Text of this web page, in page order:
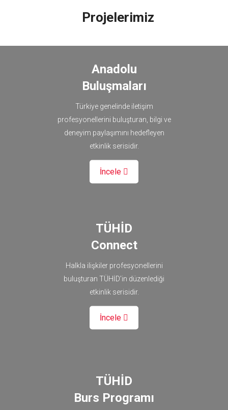
Projelerimiz
Anadolu
Buluşmaları
Türkiye genelinde iletişim
profesyonellerini buluşturan, bilgi ve
deneyim paylaşımını hedefleyen
etkinlik serisidir.
İncele
TÜHİD
Connect
Halkla ilişkiler profesyonellerini
buluşturan TÜHİD’in düzenlediği
etkinlik serisidir.
İncele
TÜHİD
Burs Programı